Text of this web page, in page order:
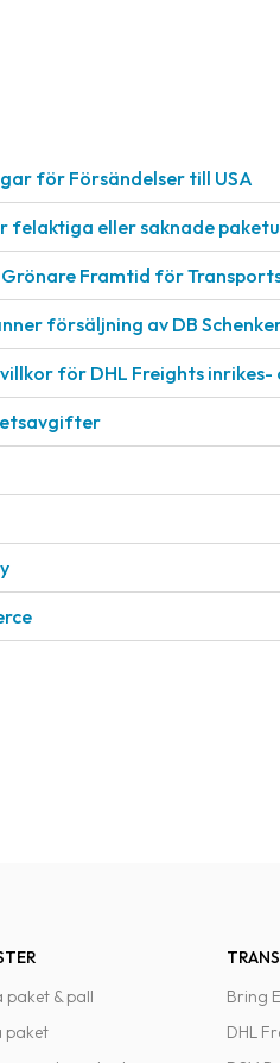
för Försändelser till USA
felaktiga eller saknade
Grönare Framtid för
försäljning av DB
för DHL Freights
paket & pall
paket
Bring
DHL